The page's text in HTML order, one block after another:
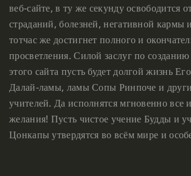
веб-сайте, в ту же секунду освободится
страданий, болезней, негативной кармы
тотчас же достигнет полного и
просветления. Силой заслуг по
этого сайта пусть будет долгой жизнь
Далай-ламы, ламы Сопы Ринпоче и
учителей. Да исполнятся мгновенно все
желания! Пусть чистое учение Будды и
Цонкапы утвердятся во всём мире и